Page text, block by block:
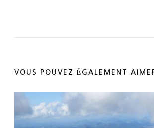
VOUS POUVEZ ÉGALEMENT